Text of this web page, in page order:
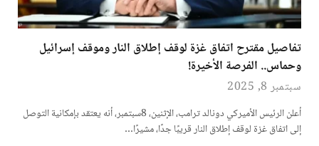
تفاصيل مقترح اتفاق غزة لوقف إطلاق النار وموقف إسرائيل
وحماس.. الفرصة الأخيرة!
سبتمبر 8, 2025
أعلن الرئيس الأميركي دونالد ترامب، الإثنين، 8سبتمبر، أنه يعتقد بإمكانية التوصل
إلى اتفاق غزة لوقف إطلاق النار قريبًا جدًا، مشيرًا…